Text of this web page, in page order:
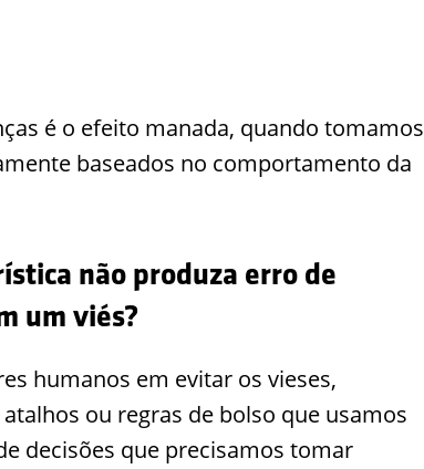
é o efeito manada, quando tomamos
baseados no comportamento da
não produza erro de
um viés?
humanos em evitar os vieses,
ou regras de bolso que usamos
decisões que precisamos tomar